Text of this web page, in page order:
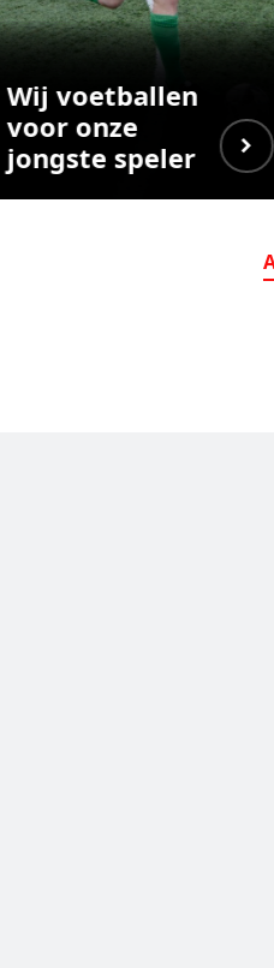
Wij voetballen
voor onze
jongste speler